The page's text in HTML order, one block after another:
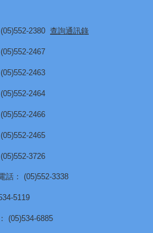
2380 查詢通訊錄
2467
2463
2464
2466
2465
3726
話： (05)552-3338
5119
(05)534-6885